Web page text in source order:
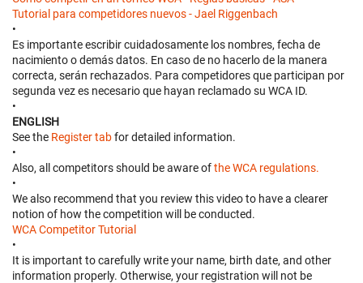
Tutorial para competidores nuevos - Jael Riggenbach
•
Es importante escribir cuidadosamente los nombres, fecha de
nacimiento o demás datos. En caso de no hacerlo de la manera
correcta, serán rechazados. Para competidores que participan por
segunda vez es necesario que hayan reclamado su WCA ID.
•
ENGLISH
See the Register tabfor detailed information.
•
Also, all competitors should be aware ofthe WCA regulations.
•
We also recommend that you review this video to have a clearer
notion of how the competition will be conducted.
WCA Competitor Tutorial
•
It is important to carefully write your name, birth date, and other
information properly. Otherwise, your registration will not be